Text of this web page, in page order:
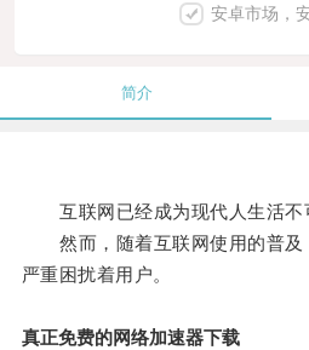
安卓市场，
简介
互联网已经成为现代人生活不
然而，随着互联网使用的普及
严重困扰着用户。
真正免费的网络加速器下载